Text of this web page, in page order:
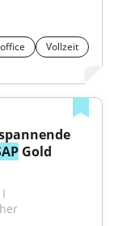
Vollzeit
Gold